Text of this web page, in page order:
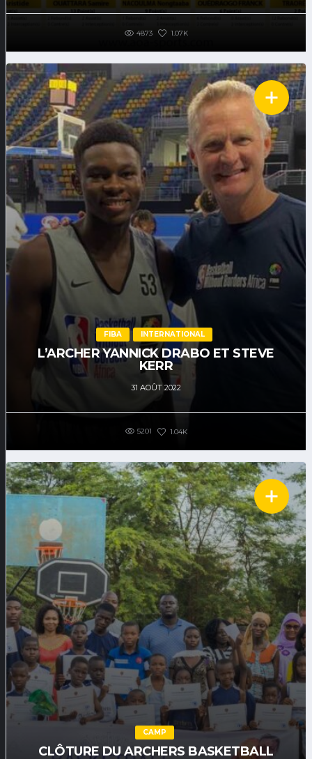
4873 1.07K
FIBA INTERNATIONAL
L’ARCHER YANNICK DRABO ET STEVE
KERR
31 AOÛT 2022
5201 1.04K
CAMP
CLÔTURE DU ARCHERS BASKETBALL